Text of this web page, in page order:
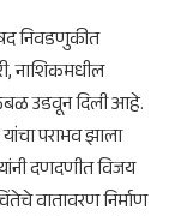
निवडणुकीत
नाशिकमधील
उडवून दिली आहे.
पराभव झाला
दणदणीत विजय
वातावरण निर्माण